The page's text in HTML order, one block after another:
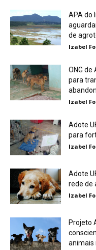
APA do
de
Izabel
ONG de
para
Izabel
Adote
para
Izabel
Adote
rede de
Izabel
Projeto
animais